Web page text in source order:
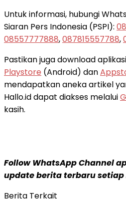
Untuk informasi, hubungi
Siaran Pers Indonesia (PSPI):
08557777888,087815557788,
Pastikan juga download aplikasi
Playstore (Android) dan
mendapatkan aneka artikel
Hallo.id dapat diakses melalui
kasih.
Follow WhatsApp Channel
update berita terbaru
Berita Terkait